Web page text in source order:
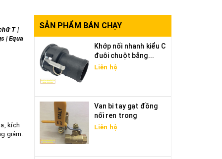
T |
| Equa
kích
giảm.
SẢN PHẨM BÁN CHẠY
Khớp nối nhanh kiểu C
đuôi chuột bằng...
Liên hệ
Van bi tay gạt đồng
nối ren trong
Liên hệ